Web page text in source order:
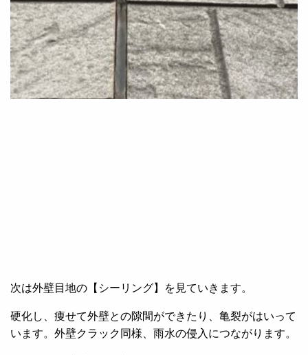
次は外壁目地の【シーリング】を見ていきます。
硬化し、痩せて外壁との隙間ができたり、亀裂がはいって
います。外壁クラック同様、雨水の侵入につながります。